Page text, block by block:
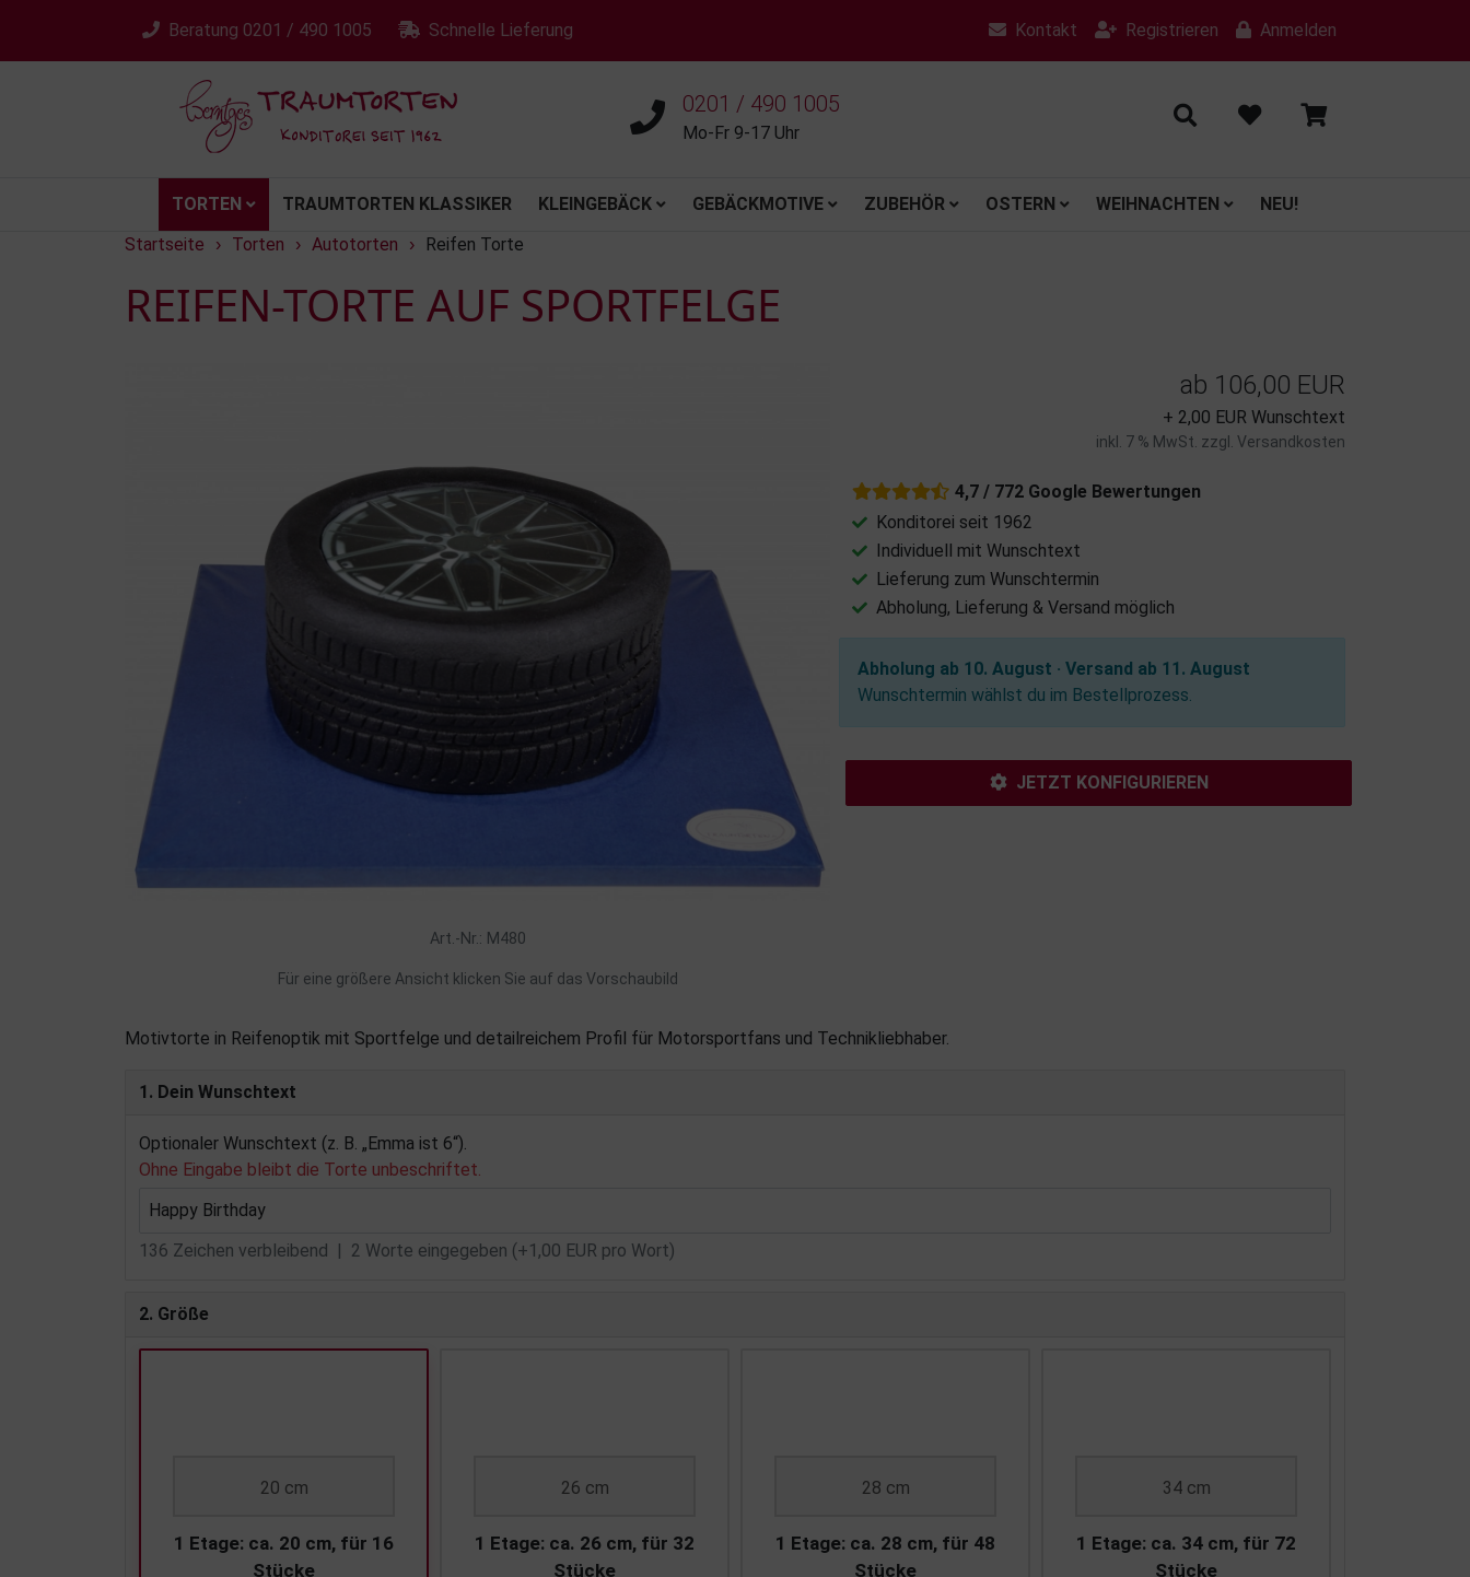
Beratung 0201 / 490 1005 Schnelle Lieferung Kontakt Registrieren Anmelden
0201 / 490 1005
Mo-Fr 9-17 Uhr
TORTEN TRAUMTORTEN KLASSIKER KLEINGEBÄCK GEBÄCKMOTIVE ZUBEHÖR OSTERN WEIHNACHTEN
NEU!
Startseite
› Torten › Autotorten › Reifen Torte
REIFEN-TORTE AUF SPORTFELGE
Art.-Nr.: M480
Für eine größere Ansicht klicken Sie auf das Vorschaubild
ab 106,00 EUR
+ 2,00 EUR Wunschtext
inkl. 7 % MwSt. zzgl. Versandkosten
4,7 / 772 Google Bewertungen
Konditorei seit 1962
Individuell mit Wunschtext
Lieferung zum Wunschtermin
Abholung, Lieferung & Versand möglich
Abholung ab 10. August · Versand ab 11. August
Wunschtermin wählst du im Bestellprozess.
JETZT KONFIGURIEREN
Motivtorte in Reifenoptik mit Sportfelge und detailreichem Profil für Motorsportfans und Technikliebhaber.
1. Dein Wunschtext
Optionaler Wunschtext (z. B. „Emma ist 6“).
Ohne Eingabe bleibt die Torte unbeschriftet.
136 Zeichen verbleibend | 2 Worte eingegeben (+1,00 EUR pro Wort)
2. Größe
20 cm
1 Etage: ca. 20 cm, für 16
Stücke
26 cm
1 Etage: ca. 26 cm, für 32
Stücke
28 cm
1 Etage: ca. 28 cm, für 48
Stücke
34 cm
1 Etage: ca. 34 cm, für 72
Stücke